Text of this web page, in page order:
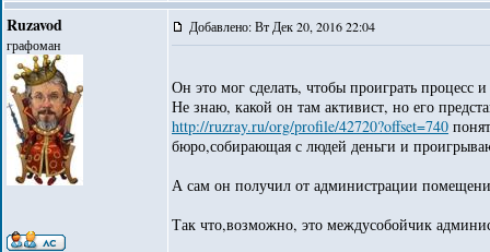
Ruzavod
графоман
Добавлено: Вт Дек 20, 2016 22:04
Он это мог сделать, чтобы проиграть процесс
Не знаю, какой он там активист, но его
http://ruzray.ru/org/profile/42720?offset=740
бюро,собирающая с людей деньги и
А сам он получил от администрации
Так что,возможно, это междусобойчик